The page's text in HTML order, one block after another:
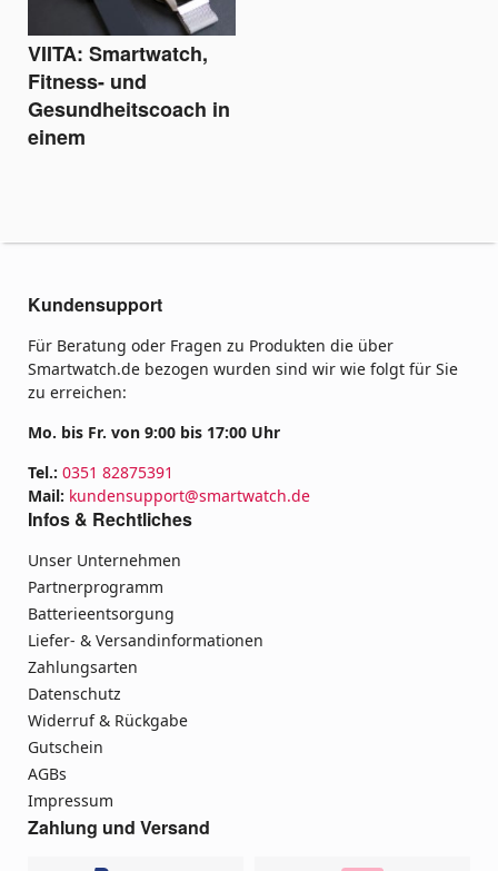
VIITA: Smartwatch,
Fitness- und
Gesundheitscoach in
einem
Kundensupport
Für Beratung oder Fragen zu Produkten die über
Smartwatch.de bezogen wurden sind wir wie folgt für Sie
zu erreichen:
Mo. bis Fr. von 9:00 bis 17:00 Uhr
Tel.: 0351 82875391
Mail: kundensupport@smartwatch.de
Infos & Rechtliches
Unser Unternehmen
Partnerprogramm
Batterieentsorgung
Liefer- & Versandinformationen
Zahlungsarten
Datenschutz
Widerruf & Rückgabe
Gutschein
AGBs
Impressum
Zahlung und Versand